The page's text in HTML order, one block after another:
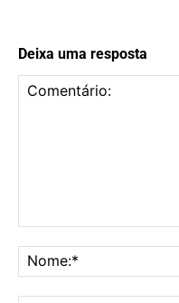
Deixa uma resposta